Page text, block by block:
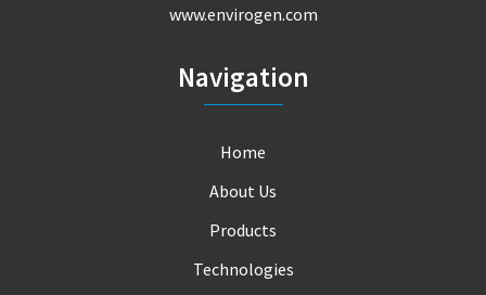
www.envirogen.com
Navigation
Home
About Us
Products
Technologies